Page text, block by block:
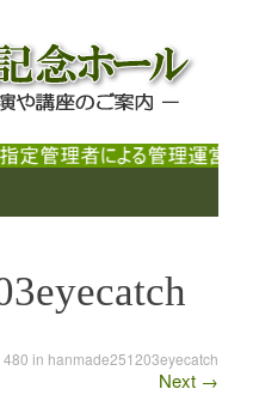
念ホール
ご案内
in hanmade251203eyecatch
Next →